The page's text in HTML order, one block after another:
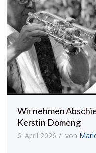
Wir nehmen
Kerstin Domeng
6. April 2026 von